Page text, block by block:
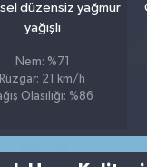
düzensiz yağmur
yağışlı
Nem: %71
Rüzgar: 21 km/h
Olasılığı: %86